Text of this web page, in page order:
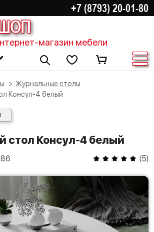
+7 (8793) 20-01-80
магазин мебели
Журнальные столы
Консул-4 белый
стол Консул-4 белый
(5)